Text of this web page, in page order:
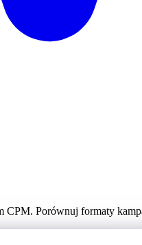
CPM. Porównuj formaty